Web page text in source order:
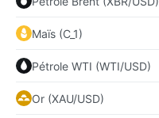
Maïs (C_1)
Pétrole WTI (WTI/USD)
Or (XAU/USD)